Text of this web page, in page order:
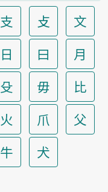
支 攴
文
日 曰
月
殳 毋
比
火 爪
父
牛 犬